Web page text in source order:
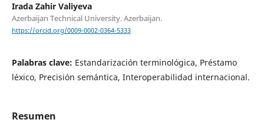
Irada Zahir Valiyeva
Azerbaijan Technical University. Azerbaijan.
https://orcid.org/0009-0002-0364-5333
Palabras clave: Estandarización terminológica, Préstamo
léxico, Precisión semántica, Interoperabilidad internacional.
Resumen